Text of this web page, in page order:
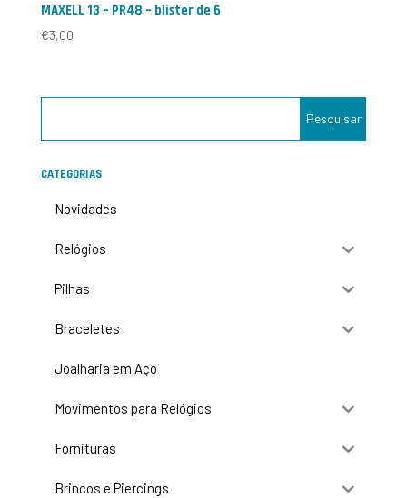
MAXELL 13 – PR48 – blister de 6
€3,00
CATEGORIAS
Novidades
Relógios
Pilhas
Braceletes
Joalharia em Aço
Movimentos para Relógios
Fornituras
Brincos e Piercings